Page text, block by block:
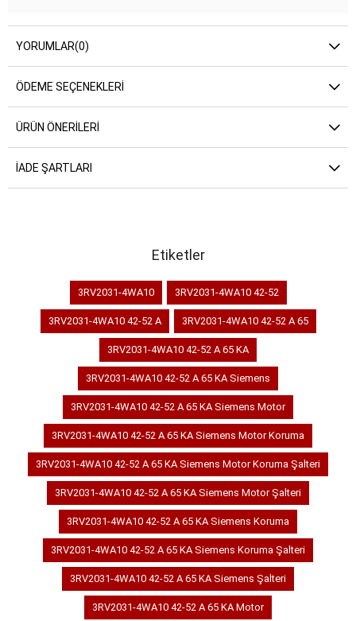
YORUMLAR(0)
ÖDEME SEÇENEKLERI
ÜRÜN ÖNERILERI
İADE ŞARTLARI
Etiketler
3RV2031-4WA10 3RV2031-4WA10 42-52
3RV2031-4WA10 42-52 A 3RV2031-4WA10 42-52 A 65
3RV2031-4WA10 42-52 A 65 KA
3RV2031-4WA10 42-52 A 65 KA Siemens
3RV2031-4WA10 42-52 A 65 KA Siemens Motor
3RV2031-4WA10 42-52 A 65 KA Siemens Motor Koruma
3RV2031-4WA10 42-52 A 65 KA Siemens Motor Koruma Şalteri
3RV2031-4WA10 42-52 A 65 KA Siemens Motor Şalteri
3RV2031-4WA10 42-52 A 65 KA Siemens Koruma
3RV2031-4WA10 42-52 A 65 KA Siemens Koruma Şalteri
3RV2031-4WA10 42-52 A 65 KA Siemens Şalteri
3RV2031-4WA10 42-52 A 65 KA Motor